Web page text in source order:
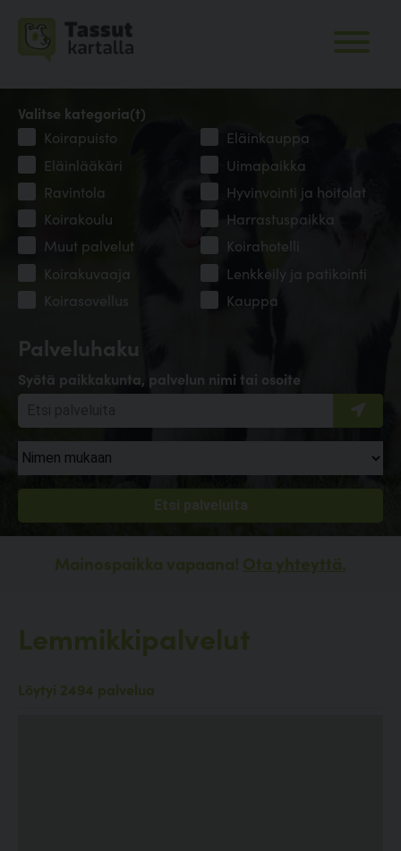
Palveluhaku
Syötä paikkakunta, palvelun nimi tai osoite
Valitse kategoria(t)
Koirapuisto
Eläinkauppa
Eläinlääkäri
Uimapaikka
Ravintola
Hyvinvointi ja hoitolat
Koirakoulu
Harrastuspaikka
Muut palvelut
Koirahotelli
Koirakuvaaja
Lenkkeily ja patikointi
Koirasovellus
Kauppa
Mainospaikka vapaana! Ota yhteyttä.
Lemmikkipalvelut
Löytyi 2494 palvelua